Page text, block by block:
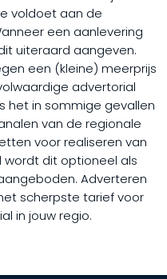
voldoet aan de
een aanlevering
uiteraard aangeven.
een (kleine) meerprijs
advertorial
het in sommige gevallen
van de regionale
voor realiseren van
wordt dit optioneel als
Adverteren
scherpste tarief voor
in jouw regio.